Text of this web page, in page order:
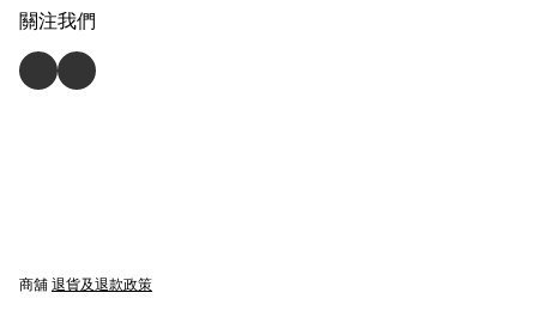
關注我們
商舖 退貨及退款政策